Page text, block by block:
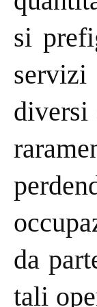
si
diversi
da
tali